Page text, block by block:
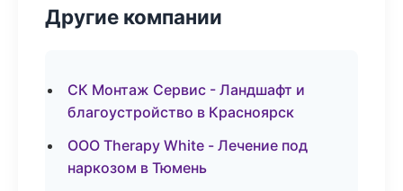
Другие компании
СК Монтаж Сервис - Ландшафт и
благоустройство в Красноярск
ООО Therapy White - Лечение под
наркозом в Тюмень